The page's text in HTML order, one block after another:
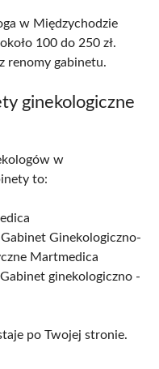
w Międzychodzie
100 do 250 zł.
renomy gabinetu.
ginekologiczne
w
to:
Ginekologiczno-
Martmedica
ginekologiczno -
po Twojej stronie.